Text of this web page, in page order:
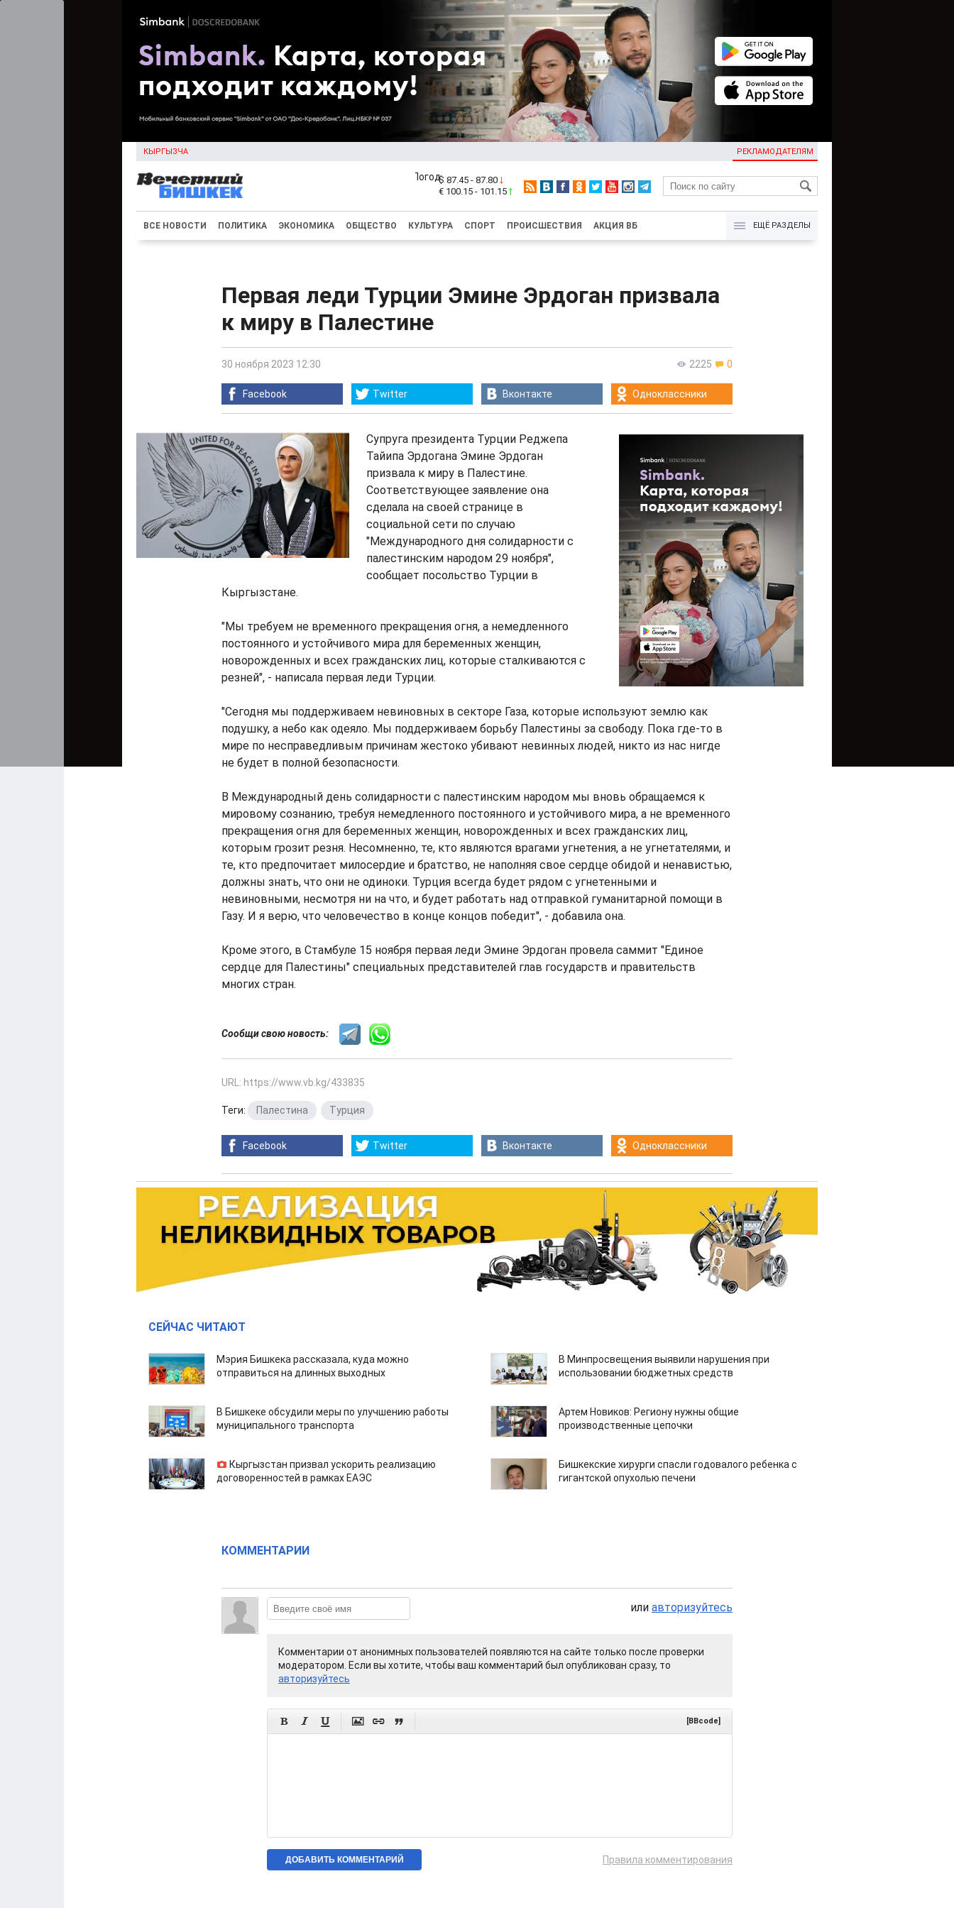
КЫРГЫЗЧА РЕКЛАМОДАТЕЛЯМ
KG
$ 87.45 - 87.80
€ 100.15 - 101.15
ВСЕ НОВОСТИ ПОЛИТИКА ЭКОНОМИКА ОБЩЕСТВО КУЛЬТУРА СПОРТ ПРОИСШЕСТВИЯ АКЦИЯ ВБ ЕЩЁ РАЗДЕЛЫ
Первая леди Турции Эмине Эрдоган призвала
к миру в Палестине
2225 0
30 ноября 2023 12:30
Facebook Twitter Вконтакте Одноклассники
Супруга президента Турции Реджепа
Тайипа Эрдогана Эмине Эрдоган
призвала к миру в Палестине.
Соответствующее заявление она
сделала на своей странице в
социальной сети по случаю
"Международного дня солидарности с
палестинским народом 29 ноября",
сообщает посольство Турции в
Кыргызстане.
"Мы требуем не временного прекращения огня, а немедленного
постоянного и устойчивого мира для беременных женщин,
новорожденных и всех гражданских лиц, которые сталкиваются с
резней", - написала первая леди Турции.
"Сегодня мы поддерживаем невиновных в секторе Газа, которые используют землю как
подушку, а небо как одеяло. Мы поддерживаем борьбу Палестины за свободу. Пока где-то в
мире по несправедливым причинам жестоко убивают невинных людей, никто из нас нигде
не будет в полной безопасности.
В Международный день солидарности с палестинским народом мы вновь обращаемся к
мировому сознанию, требуя немедленного постоянного и устойчивого мира, а не временного
прекращения огня для беременных женщин, новорожденных и всех гражданских лиц,
которым грозит резня. Несомненно, те, кто являются врагами угнетения, а не угнетателями, и
те, кто предпочитает милосердие и братство, не наполняя свое сердце обидой и ненавистью,
должны знать, что они не одиноки. Турция всегда будет рядом с угнетенными и
невиновными, несмотря ни на что, и будет работать над отправкой гуманитарной помощи в
Газу. И я верю, что человечество в конце концов победит", - добавила она.
Кроме этого, в Стамбуле 15 ноября первая леди Эмине Эрдоган провела саммит "Единое
сердце для Палестины" специальных представителей глав государств и правительств
многих стран.
Сообщи свою новость:
URL: https://www.vb.kg/433835
Теги: Палестина Турция
Facebook Twitter Вконтакте Одноклассники
СЕЙЧАС ЧИТАЮТ
Мэрия Бишкека рассказала, куда можно
отправиться на длинных выходных
В Минпросвещения выявили нарушения при
использовании бюджетных средств
В Бишкеке обсудили меры по улучшению работы
муниципального транспорта
Артем Новиков: Региону нужны общие
производственные цепочки
Кыргызстан призвал ускорить реализацию
договоренностей в рамках ЕАЭС
Бишкекские хирурги спасли годовалого ребенка с
гигантской опухолью печени
КОММЕНТАРИИ
или авторизуйтесь
Комментарии от анонимных пользователей появляются на сайте только после проверки
модератором. Если вы хотите, чтобы ваш комментарий был опубликован сразу, то
авторизуйтесь
      [BBcode]
Правила комментирования